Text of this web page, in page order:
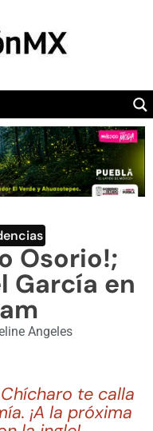
Osorio!;
García en
Angeles
te calla
¡A la próxima